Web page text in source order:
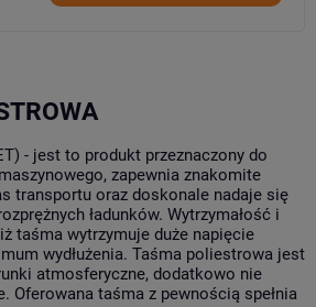
- jest to produkt przeznaczony do
zapewnia znakomite
transportu oraz doskonale nadaje się
ładunków. Wytrzymałość i
taśma wytrzymuje duże napięcie
wydłużenia. Taśma poliestrowa jest
atmosferyczne, dodatkowo nie
Oferowana taśma z pewnością spełnia